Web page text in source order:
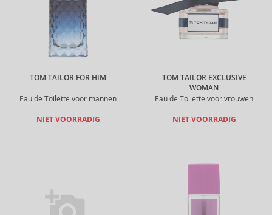
TOM TAILOR FOR HIM
Eau de Toilette voor mannen
NIET VOORRADIG
TOM TAILOR EXCLUSIVE
WOMAN
Eau de Toilette voor vrouwen
NIET VOORRADIG